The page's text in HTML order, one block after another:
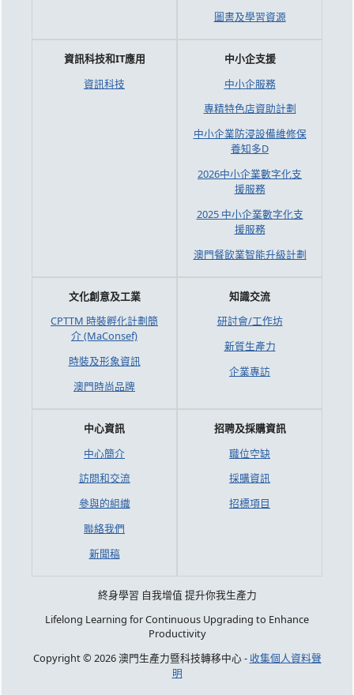
圖書及學習資源
資訊科技和IT應用
資訊科技
中小企支援
中小企服務
專精特色店資助計劃
中小企業防浸設備維修保
養知多D
2026中小企業數字化支
援服務
2025 中小企業數字化支
援服務
澳門餐飲業智能升級計劃
文化創意及工業
CPTTM 時裝孵化計劃簡
介 (MaConsef)
時裝及形象資訊
澳門時尚品牌
知識交流
研討會/工作坊
新質生產力
企業專訪
中心資訊
中心簡介
訪問和交流
參與的組織
聯絡我們
新聞稿
招聘及採購資訊
職位空缺
採購資訊
招標項目
終身學習 自我增值 提升你我生產力
Lifelong Learning for Continuous Upgrading to Enhance
Productivity
Copyright © 2026 澳門生產力暨科技轉移中心 - 收集個人資料聲
明